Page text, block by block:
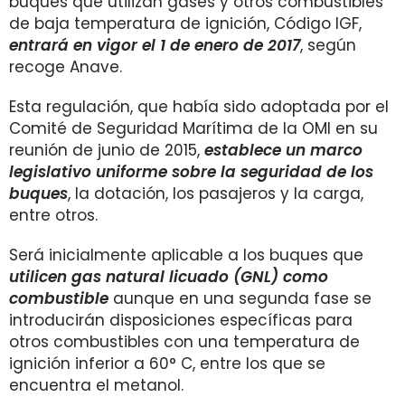
de baja temperatura de ignición, Código IGF,
entrará en vigor el 1 de enero de 2017, según
recoge Anave.
Esta regulación, que había sido adoptada por el
Comité de Seguridad Marítima de la OMI en su
reunión de junio de 2015, establece un marco
legislativo uniforme sobre la seguridad de los
buques, la dotación, los pasajeros y la carga,
entre otros.
Será inicialmente aplicable a los buques que
utilicen gas natural licuado (GNL) como
combustible aunque en una segunda fase se
introducirán disposiciones específicas para
otros combustibles con una temperatura de
ignición inferior a 60° C, entre los que se
encuentra el metanol.